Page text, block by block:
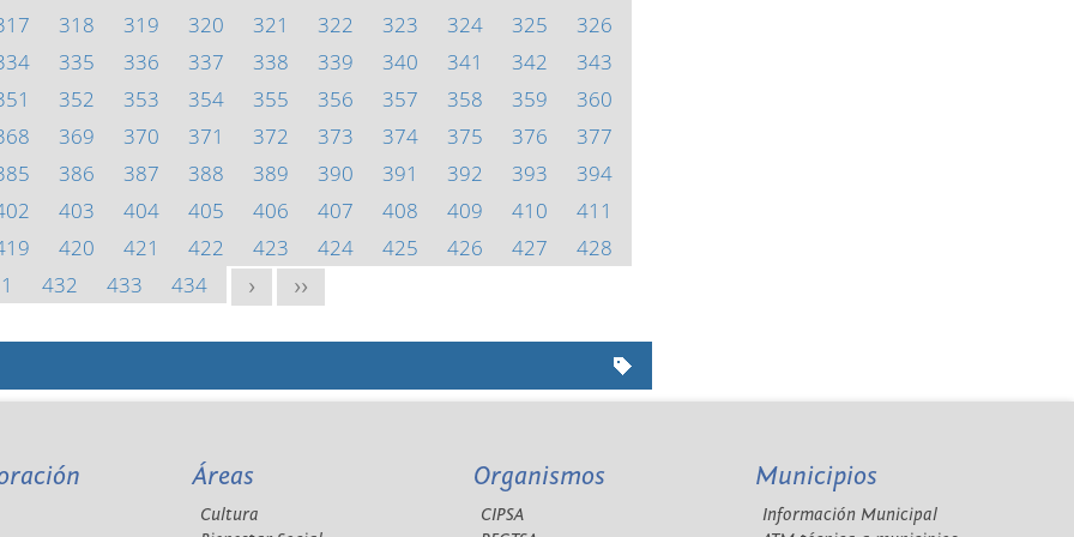
318 319 320 321 322 323 324 325
326
335 336 337 338 339 340 341 342
343
352 353 354 355 356 357 358 359
360
369 370 371 372 373 374 375 376
377
386 387 388 389 390 391 392 393
394
403 404 405 406 407 408 409 410
411
420 421 422 423 424 425 426 427
428
432 433 434 > >>
Áreas
Cultura
Organismos
CIPSA
Municipios
Información Municipal